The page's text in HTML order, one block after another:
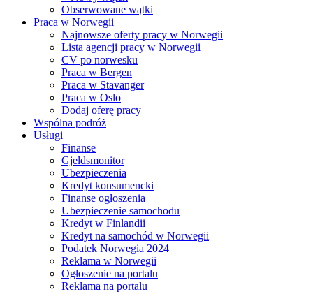
Obserwowane wątki
Praca w Norwegii
Najnowsze oferty pracy w Norwegii
Lista agencji pracy w Norwegii
CV po norwesku
Praca w Bergen
Praca w Stavanger
Praca w Oslo
Dodaj oferę pracy
Wspólna podróż
Usługi
Finanse
Gjeldsmonitor
Ubezpieczenia
Kredyt konsumencki
Finanse ogłoszenia
Ubezpieczenie samochodu
Kredyt w Finlandii
Kredyt na samochód w Norwegii
Podatek Norwegia 2024
Reklama w Norwegii
Ogłoszenie na portalu
Reklama na portalu